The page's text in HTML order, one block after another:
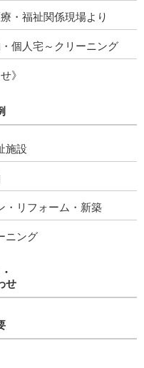
・福祉関係現場より
個人宅～クリーニング
》
施設
・リフォーム・新築
ニング
せ